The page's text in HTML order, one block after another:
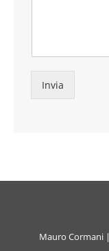
Invia
Mauro Cormani |